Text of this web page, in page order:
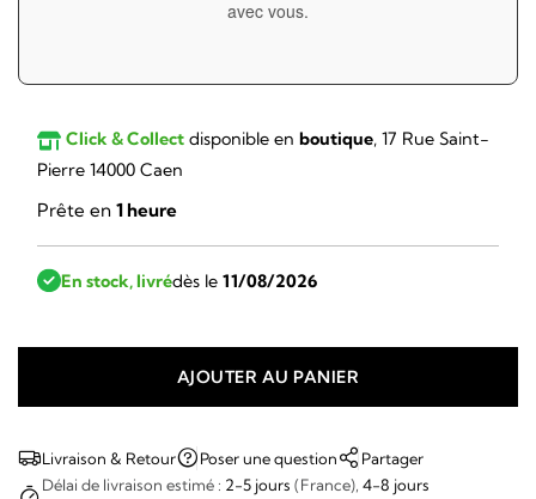
avec vous.
Click & Collect disponible en boutique, 17 Rue Saint-
Pierre 14000 Caen
Prête en 1 heure
En stock, livrédès le 11/08/2026
Mido
-
AJOUTER AU PANIER
Livraison & Retour Poser une question
Partager
Délai de livraison estimé : 2-5 jours (France), 4-8 jours